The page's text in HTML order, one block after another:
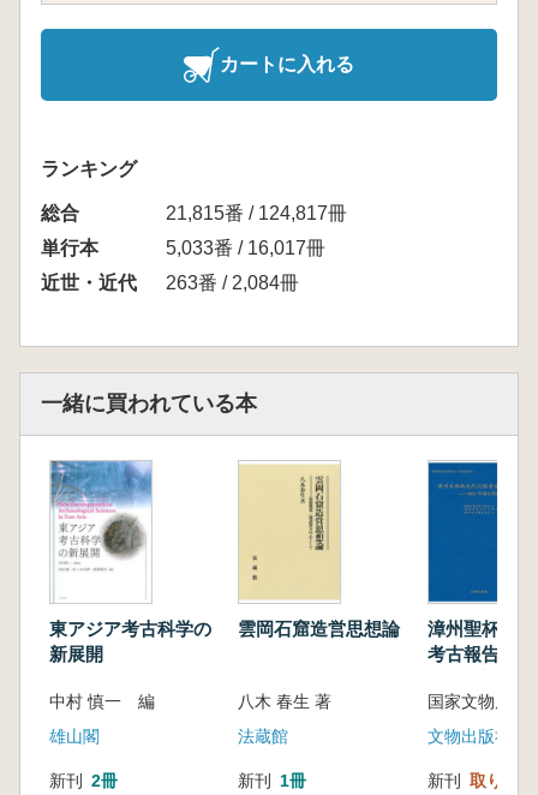
カートに入れる
ランキング
総合
21,815番 / 124,817冊
単行本
5,033番 / 16,017冊
近世・近代
263番 / 2,084冊
一緒に買われている本
東アジア考古科学の
新展開
中村 慎一 編
雄山閣
新刊 2冊
雲岡石窟造営思想論
八木 春生 著
法蔵館
新刊 1冊
漳州聖杯嶼
考古報告之
文物出版社
新刊 取り寄せ